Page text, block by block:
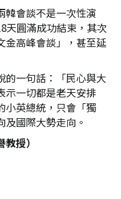
韓會談不是一次性演
天圓滿成功結束，其次
金高峰會談」，甚至延
的一句話：「民心與大
示一切都是老天安排
小英總統，只會「獨
國際大勢走向。
授）